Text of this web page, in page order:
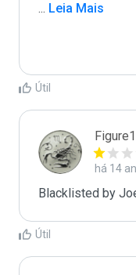
... Leia Mais
Útil
há 14
Blacklisted by
Útil